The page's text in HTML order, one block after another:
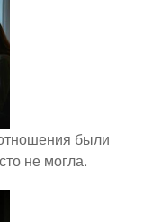
были
не могла.